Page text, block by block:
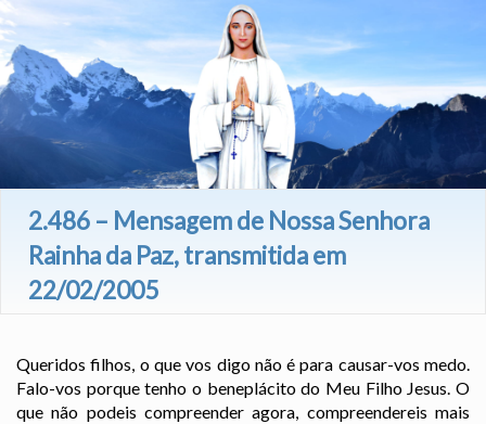
2.486 – Mensagem de Nossa Senhora
Rainha da Paz, transmitida em
22/02/2005
Queridos filhos, o que vos digo não é para causar-vos medo.
Falo-vos porque tenho o beneplácito do Meu Filho Jesus. O
que não podeis compreender agora, compreendereis mais